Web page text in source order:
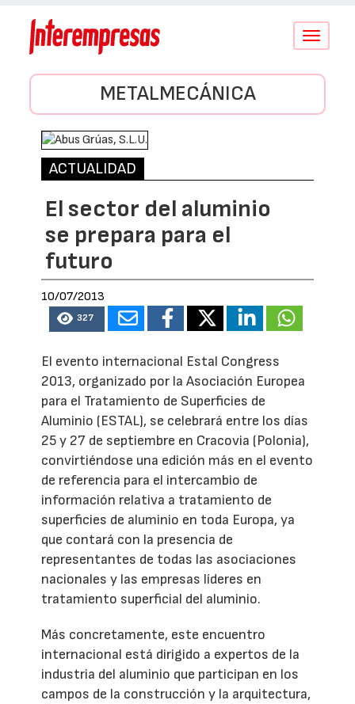
Conmutar
METALMECÁNICA
ACTUALIDAD
El sector del aluminio
se prepara para el
futuro
10/07/2013
327
El evento internacional Estal Congress
2013, organizado por la Asociación Europea
para el Tratamiento de Superficies de
Aluminio (ESTAL), se celebrará entre los días
25 y 27 de septiembre en Cracovia (Polonia),
convirtiéndose una edición más en el evento
de referencia para el intercambio de
información relativa a tratamiento de
superficies de aluminio en toda Europa, ya
que contará con la presencia de
representantes de todas las asociaciones
nacionales y las empresas líderes en
tratamiento superficial del aluminio.
Más concretamente, este encuentro
internacional está dirigido a expertos de la
industria del aluminio que participan en los
campos de la construcción y la arquitectura,